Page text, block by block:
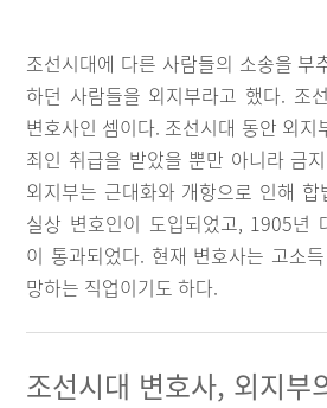
조선시대에 다른 사람들의 소송을 부
하던 사람들을 외지부라고 했다. 조
변호사인 셈이다. 조선시대 동안 외지
죄인 취급을 받았을 뿐만 아니라 금
외지부는 근대화와 개항으로 인해
실상 변호인이 도입되었고, 1905년
이 통과되었다. 현재 변호사는 고소
망하는 직업이기도 하다.
조선시대 변호사, 외지부